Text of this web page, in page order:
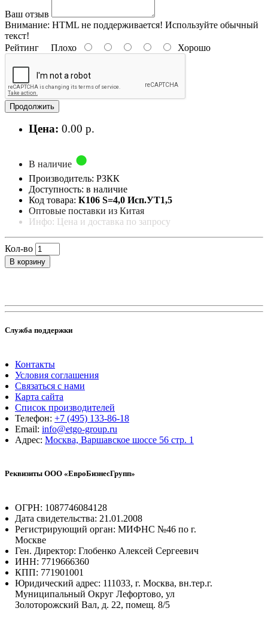
Ваш отзыв
Внимание: HTML не поддерживается! Используйте обычный
текст!
Рейтинг Плохо Хорошо
Продолжить
Цена: 0.00 р.
В наличие
Производитель: РЗКК
Доступность: в наличие
Код товара: К106 S=4,0 Исп.УТ1,5
Оптовые поставки из Китая
Инфо: Цена и доставка по запросу
Кол-во
В корзину
Служба поддержки
Контакты
Условия соглашения
Связаться с нами
Карта сайта
Список производителей
Телефон: +7 (495) 133-86-18
Email: info@etgo-group.ru
Адрес: Москва, Варшавское шоссе 56 стр. 1
Реквизиты ООО «ЕвроБизнесГрупп»
ОГРН: 1087746084128
Дата свидетельства: 21.01.2008
Регистрирующий орган: МИФНС №46 по г.
Москве
Ген. Директор: Глобенко Алексей Сергеевич
ИНН: 7719666360
КПП: 771901001
Юридический адрес: 111033, г. Москва, вн.тер.г.
Муниципальный Округ Лефортово, ул
Золоторожский Вал, д. 22, помещ. 8/5